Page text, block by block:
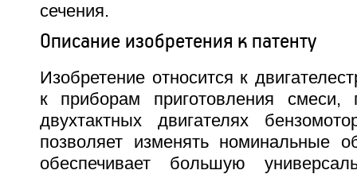
сечения.
Описание изобретения к патенту
Изобретение относится к
к приборам приготовления смеси,
двухтактных двигателях
позволяет изменять номинальные
обеспечивает большую